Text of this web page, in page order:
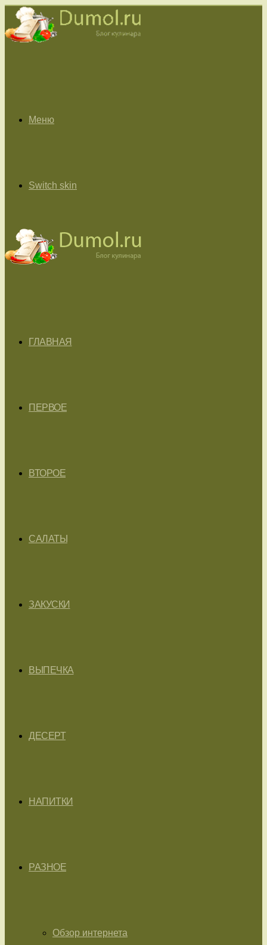
Меню
Switch skin
ГЛАВНАЯ
ПЕРВОЕ
ВТОРОЕ
САЛАТЫ
ЗАКУСКИ
ВЫПЕЧКА
ДЕСЕРТ
НАПИТКИ
РАЗНОЕ
Обзор интернета